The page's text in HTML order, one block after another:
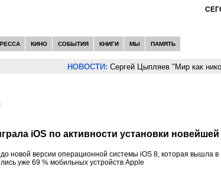
КИНО СОБЫТИЯ КНИГИ МЫ ПАМЯТЬ
НОВОСТИ: Сергей Цыпляев "Мир как никогда
iOS по активности установки новейшей
новой версии операционной системы iOS 8, которая вышла в
уже 69 % мобильных устройств Apple